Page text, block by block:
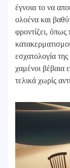
έγνοια το να
ολοένα και
φροντίζει, όπως
εσχατολογία
χαμένοι βέβαια
τελικά χωρίς